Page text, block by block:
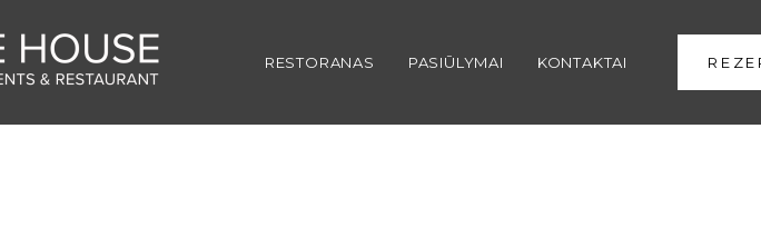
RESTORANAS PASIŪLYMAI KONTAKTAI